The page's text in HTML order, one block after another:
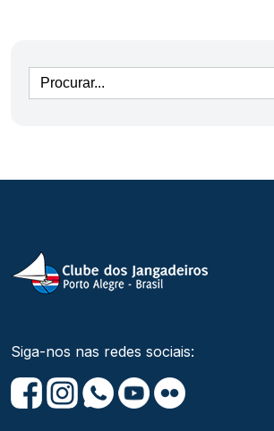
Siga-nos nas redes sociais: